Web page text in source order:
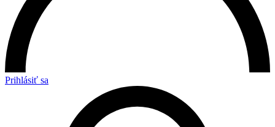
Prihlásiť sa